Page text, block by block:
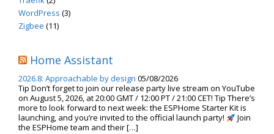
WordPress (3)
Zigbee (11)
Home Assistant
2026.8: Approachable by design 05/08/2026
Tip Don’t forget to join our release party live stream on YouTube
on August 5, 2026, at 20:00 GMT / 12:00 PT / 21:00 CET! Tip There’s
more to look forward to next week: the ESPHome Starter Kit is
launching, and you’re invited to the official launch party!
Join
the ESPHome team and their […]